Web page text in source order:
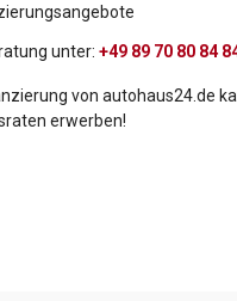
unter: +49 89 70 80 84
von autohaus24.de
erwerben!